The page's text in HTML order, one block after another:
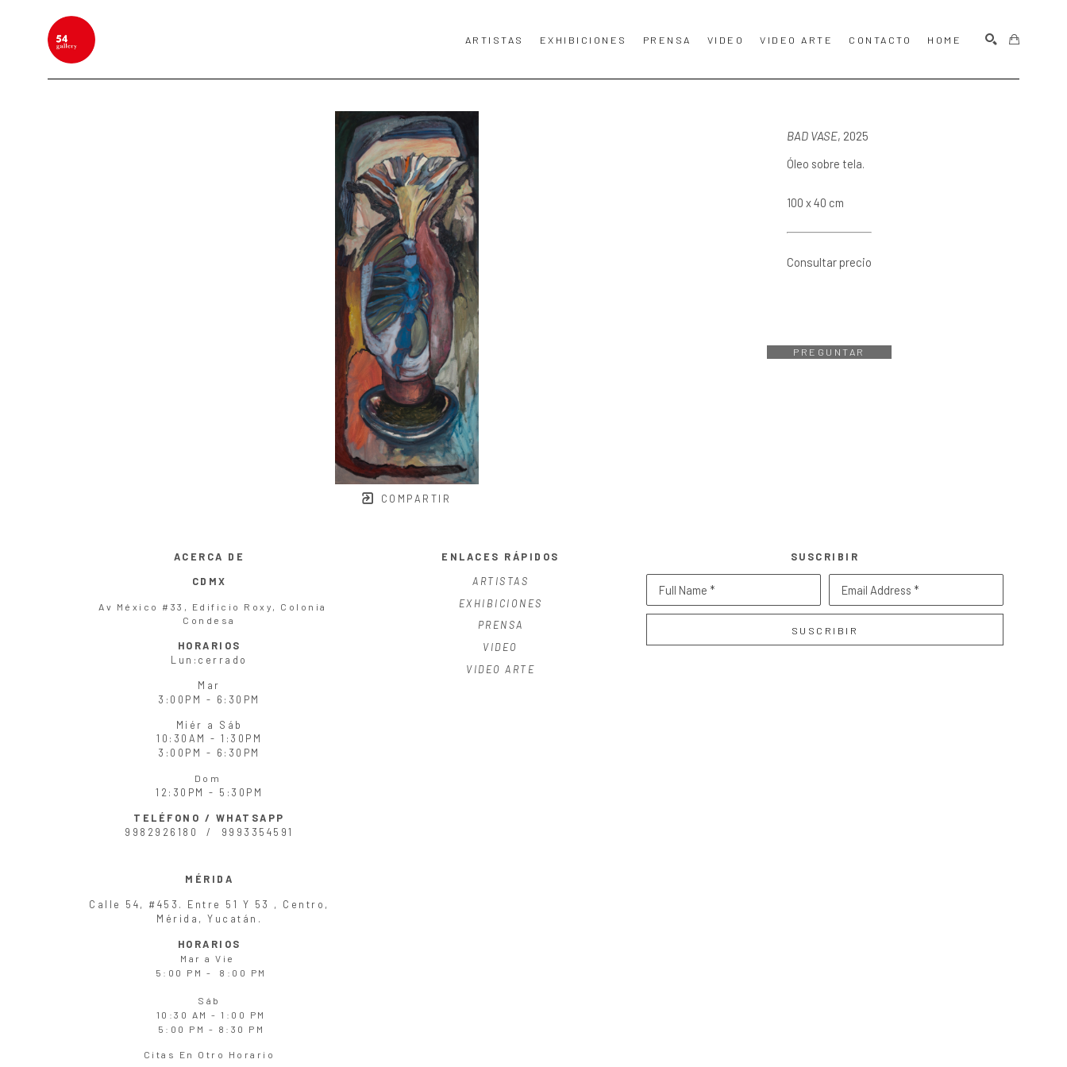
ARTISTAS EXHIBICIONES PRENSA VIDEO VIDEO ARTE CONTACTO HOME
COMPARTIR
BAD VASE, 2025
Óleo sobre tela.
100 x 40 cm
Consultar precio
PREGUNTAR
ACERCA DE
CDMX
Av México #33, Edificio Roxy, Colonia
Condesa
HORARIOS
Lun :cerrado
Mar
3:00PM - 6:30PM
Miér a
Sáb
10:30AM - 1:30PM
3:00PM - 6:30PM
Dom
12:30PM - 5:30PM
TELÉFONO / WHATSAPP
9982926180 / 9993354591
MÉRIDA
Calle 54, #453. Entre 51 Y 53 , Centro,
Mérida, Yucatán.
HORARIOS
Mara Vie
5:00 PM - 8:00 PM
Sáb
10:30 AM - 1:00 PM
5:00 PM - 8:30 PM
Citas En Otro Horario
ENLACES RÁPIDOS
ARTISTAS
EXHIBICIONES
PRENSA
VIDEO
VIDEO ARTE
SUSCRIBIR
Full Name * Email Address *
SUSCRIBIR